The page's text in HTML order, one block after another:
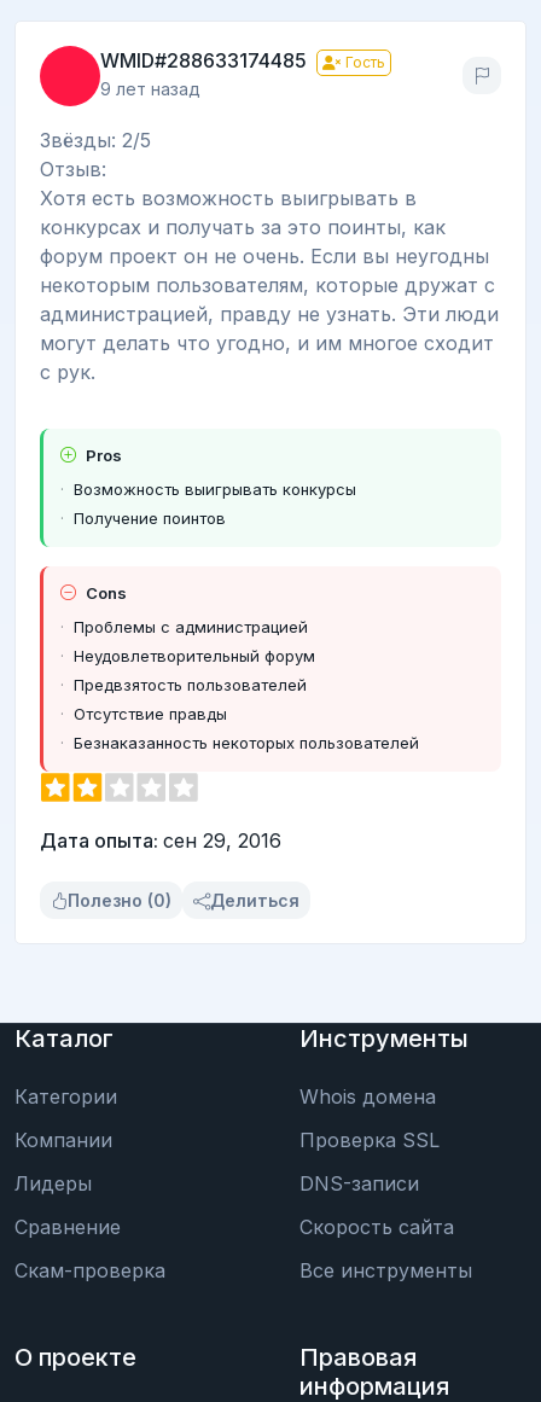
WMID#288633174485 Гость
9 лет назад
Звёзды: 2/5
Отзыв:
Хотя есть возможность выигрывать в
конкурсах и получать за это поинты, как
форум проект он не очень. Если вы неугодны
некоторым пользователям, которые дружат с
администрацией, правду не узнать. Эти люди
могут делать что угодно, и им многое сходит
с рук.
Pros
Возможность выигрывать конкурсы
Получение поинтов
Cons
Проблемы с администрацией
Неудовлетворительный форум
Предвзятость пользователей
Отсутствие правды
Безнаказанность некоторых пользователей
Дата опыта: сен 29, 2016
Полезно (0) Делиться
Каталог
Категории
Компании
Лидеры
Сравнение
Скам-проверка
Инструменты
Whois домена
Проверка SSL
DNS-записи
Скорость сайта
Все инструменты
О проекте
Правовая
информация